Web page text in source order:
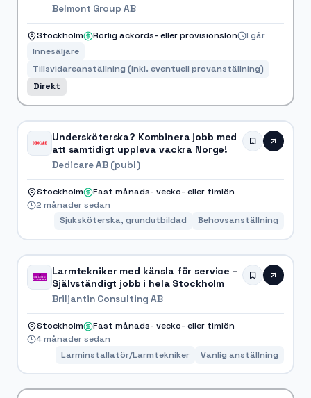
Belmont Group AB
Stockholm Rörlig ackords- eller provisionslön
I går
Innesäljare
Tillsvidareanställning (inkl. eventuell provanställning)
Direkt
Undersköterska? Kombinera jobb med
att samtidigt uppleva vackra Norge!
Dedicare AB (publ)
Stockholm
Fast månads- vecko- eller timlön
2 månader sedan
Sjuksköterska, grundutbildad
Behovsanställning
Larmtekniker med känsla för service –
Självständigt jobb i hela Stockholm
Briljantin Consulting AB
Stockholm
Fast månads- vecko- eller timlön
4 månader sedan
Larminstallatör/Larmtekniker
Vanlig anställning